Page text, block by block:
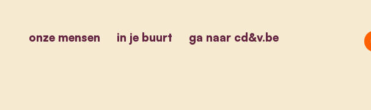
onze mensen in je buurt ga naar cd&v.be